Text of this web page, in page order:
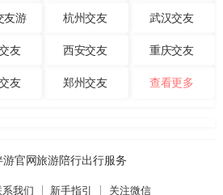
友游 杭州交友 武汉交友
友 西安交友 重庆交友
友 郑州交友 查看更多
官网旅游陪行出行服务
系我们 新手指引 关注微信